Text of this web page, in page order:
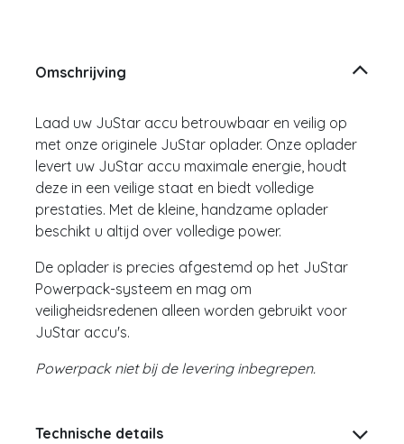
Omschrijving
Laad uw JuStar accu betrouwbaar en veilig op
met onze originele JuStar oplader. Onze oplader
levert uw JuStar accu maximale energie, houdt
deze in een veilige staat en biedt volledige
prestaties. Met de kleine, handzame oplader
beschikt u altijd over volledige power.
De oplader is precies afgestemd op het JuStar
Powerpack-systeem en mag om
veiligheidsredenen alleen worden gebruikt voor
JuStar accu's.
Powerpack niet bij de levering inbegrepen.
Technische details